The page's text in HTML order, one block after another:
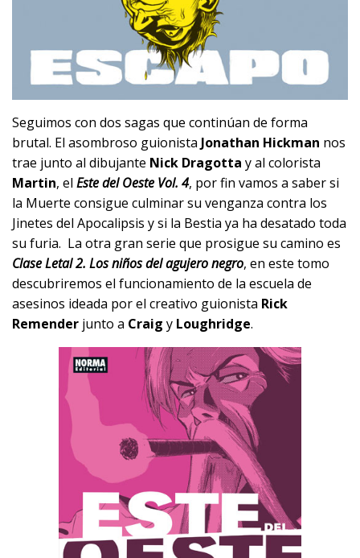
Seguimos con dos sagas que continúan de forma
brutal. El asombroso guionista Jonathan Hickman nos
trae junto al dibujante Nick Dragotta y al colorista
Martin, el Este del Oeste Vol. 4, por fin vamos a saber si
la Muerte consigue culminar su venganza contra los
Jinetes del Apocalipsis y si la Bestia ya ha desatado toda
su furia. La otra gran serie que prosigue su camino es
Clase Letal 2. Los niños del agujero negro, en este tomo
descubriremos el funcionamiento de la escuela de
asesinos ideada por el creativo guionista Rick
Remender junto a Craig y Loughridge.